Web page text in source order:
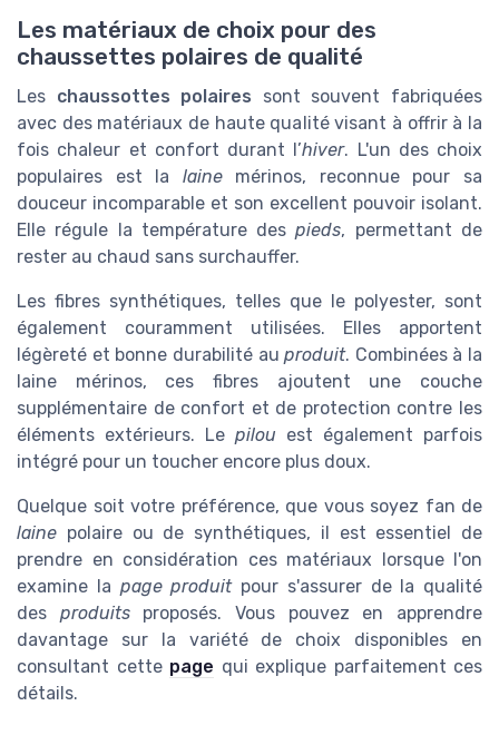
Les matériaux de choix pour des
chaussettes polaires de qualité
Les chaussottes polaires sont souvent fabriquées
avec des matériaux de haute qualité visant à offrir à la
fois chaleur et confort durant l’hiver. L'un des choix
populaires est la lainemérinos, reconnue pour sa
douceur incomparable et son excellent pouvoir isolant.
Elle régule la température despieds, permettant de
rester au chaud sans surchauffer.
Les fibres synthétiques, telles que le polyester, sont
également couramment utilisées. Elles apportent
légèreté et bonne durabilité auproduit. Combinées à la
laine mérinos, ces fibres ajoutent une couche
supplémentaire de confort et de protection contre les
éléments extérieurs. Le pilou est également parfois
intégré pour un toucher encore plus doux.
Quelque soit votre préférence, que vous soyez fan de
laine polaire ou de synthétiques, il est essentiel de
prendre en considération ces matériaux lorsque l'on
examine la page produitpour s'assurer de la qualité
des produitsproposés. Vous pouvez en apprendre
davantage sur la variété de choix disponibles en
consultant cette page qui explique parfaitement ces
détails.